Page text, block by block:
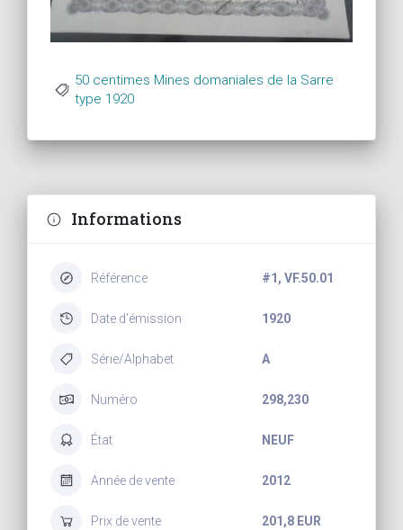
50 centimes Mines domaniales de la Sarre
type 1920
Informations
Référence #1, VF.50.01
Date d'émission 1920
Série/Alphabet A
Numéro 298,230
État NEUF
Année de vente 2012
Prix de vente 201,8 EUR